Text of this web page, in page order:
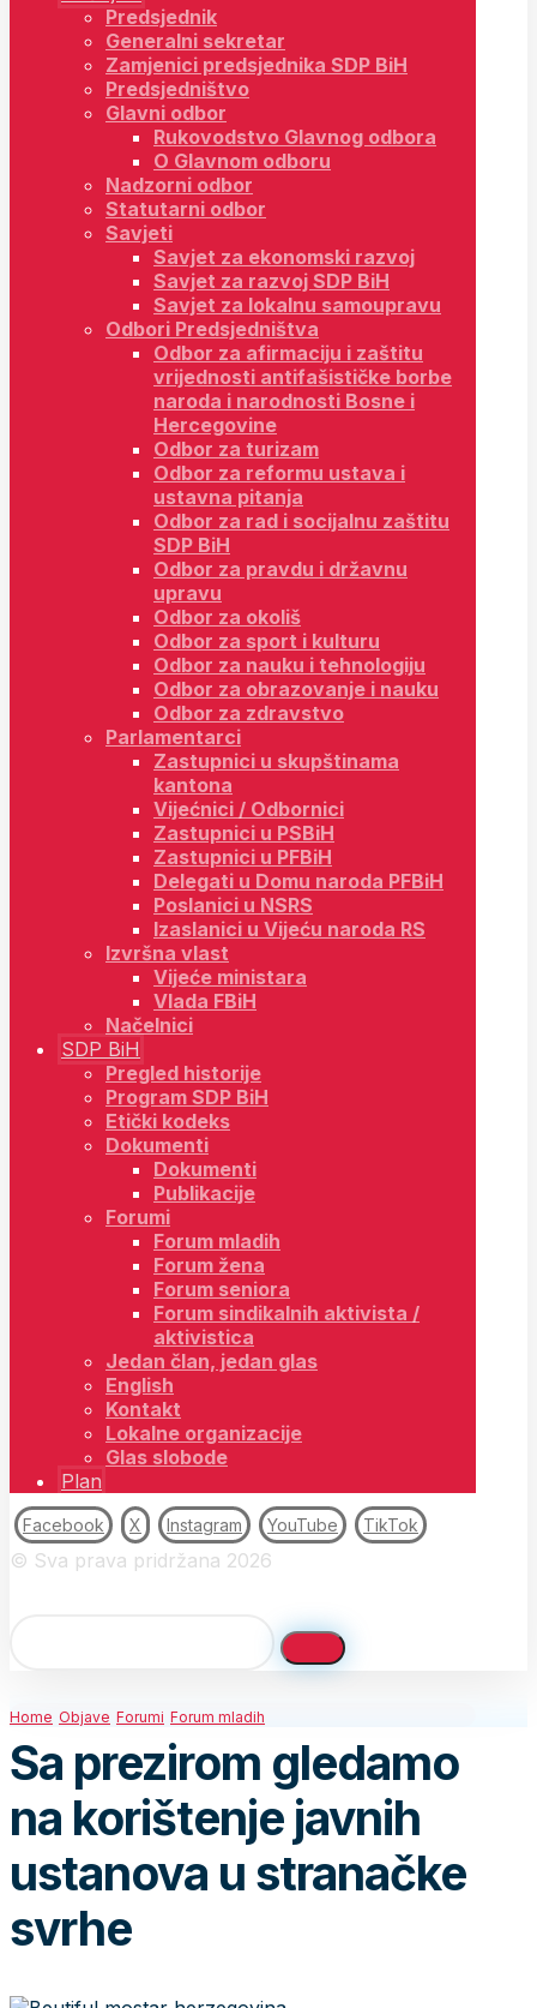
Predsjednik
Generalni sekretar
Zamjenici predsjednika SDP BiH
Predsjedništvo
Glavni odbor
Rukovodstvo Glavnog odbora
O Glavnom odboru
Nadzorni odbor
Statutarni odbor
Savjeti
Savjet za ekonomski razvoj
Savjet za razvoj SDP BiH
Savjet za lokalnu samoupravu
Odbori Predsjedništva
Odbor za afirmaciju i zaštitu
vrijednosti antifašističke borbe
naroda i narodnosti Bosne i
Hercegovine
Odbor za turizam
Odbor za reformu ustava i
ustavna pitanja
Odbor za rad i socijalnu zaštitu
SDP BiH
Odbor za pravdu i državnu
upravu
Odbor za okoliš
Odbor za sport i kulturu
Odbor za nauku i tehnologiju
Odbor za obrazovanje i nauku
Odbor za zdravstvo
Parlamentarci
Zastupnici u skupštinama
kantona
Vijećnici / Odbornici
Zastupnici u PSBiH
Zastupnici u PFBiH
Delegati u Domu naroda PFBiH
Poslanici u NSRS
Izaslanici u Vijeću naroda RS
Izvršna vlast
Vijeće ministara
Vlada FBiH
Načelnici
SDP BiH
Pregled historije
Program SDP BiH
Etički kodeks
Dokumenti
Dokumenti
Publikacije
Forumi
Forum mladih
Forum žena
Forum seniora
Forum sindikalnih aktivista /
aktivistica
Jedan član, jedan glas
English
Kontakt
Lokalne organizacije
Glas slobode
Plan
Facebook X Instagram YouTube TikTok
© Sva prava pridržana 2026
Home Objave Forumi Forum mladih
Sa prezirom gledamo
na korištenje javnih
ustanova u stranačke
svrhe